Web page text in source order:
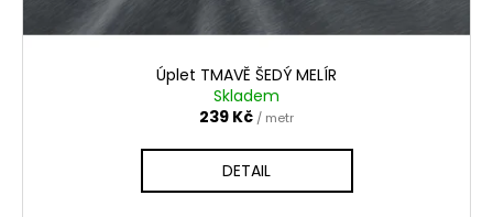
Úplet TMAVĚ ŠEDÝ MELÍR
Skladem
239 Kč / metr
DETAIL